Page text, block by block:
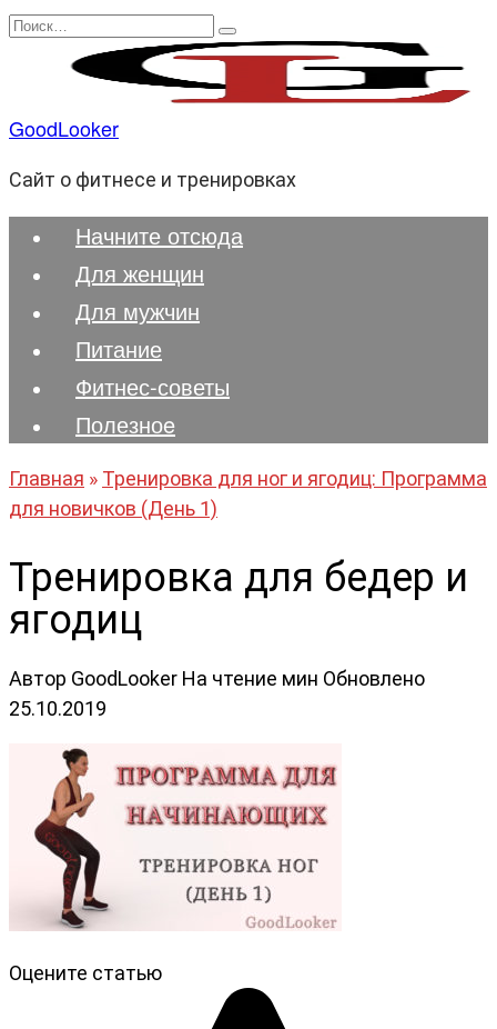
Перейти
содержанию
Search
GoodLooker
Сайт о фитнесе и тренировках
Начните отсюда
Для женщин
Для мужчин
Питание
Фитнес-советы
Полезноe
Главная » Тренировка для ног и ягодиц: Программа
для новичков (День 1)
Тренировка для бедер и
ягодиц
Автор GoodLooker На чтение мин Обновлено
25.10.2019
Оцените статью